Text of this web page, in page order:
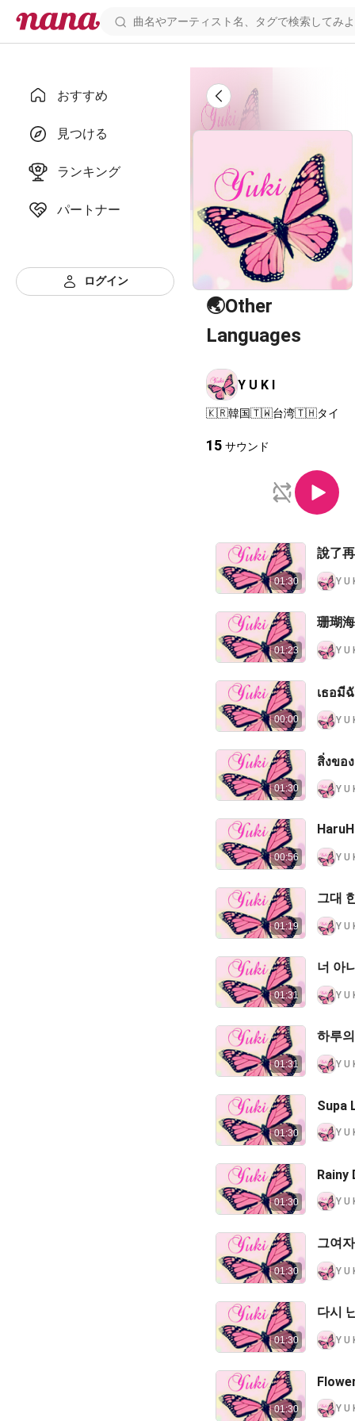
おすすめ
見つける
ランキング
パートナー
ログイン
🌏Other
Languages
Y U K I
🇰🇷韓国🇹🇼台湾🇹🇭タイ
15 サウンド
01:30
說了
Y U
01:23
珊瑚
Y U
00:00
เธอมี
Y U
01:30
สิ่งของ
Y U
00:56 Y U
01:19
그대
Y U
01:31
너 아
Y U
01:31
하루
Y U
01:30
Supa
Y U
01:30
Rainy
Y U
01:30
그여
Y U
01:30
다시
Y U
01:30 Y U